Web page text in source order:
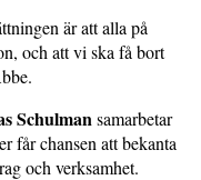
är att alla på
och att vi ska få bort
Schulmansamarbetar
får chansen att bekanta
och verksamhet.